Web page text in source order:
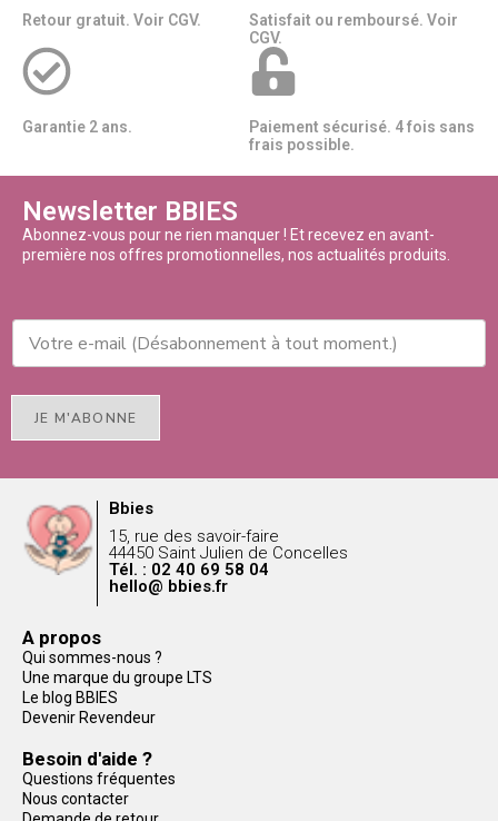
Retour gratuit. Voir CGV.
Satisfait ou remboursé. Voir
CGV.
Garantie 2 ans.
Paiement sécurisé. 4 fois sans
frais possible.
Newsletter BBIES
Abonnez-vous pour ne rien manquer ! Et recevez en avant-
première nos offres promotionnelles, nos actualités produits.
JE M'ABONNE
Bbies
15, rue des savoir-faire
44450 Saint Julien de Concelles
Tél. : 02 40 69 58 04
hello@ bbies.fr
A propos
Qui sommes-nous ?
Une marque du groupe LTS
Le blog BBIES
Devenir Revendeur
Besoin d'aide ?
Questions fréquentes
Nous contacter